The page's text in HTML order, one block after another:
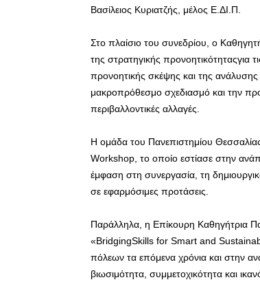
Βασίλειος Κυριατζής, μέλος Ε.ΔΙ.Π.
Στο πλαίσιο του συνεδρίου, ο
της στρατηγικής προνοητικότηταςγια
προνοητικής σκέψης και της
μακροπρόθεσμο σχεδιασμό και την
περιβαλλοντικές αλλαγές.
Η ομάδα του Πανεπιστημίου
Workshop, το οποίο εστίασε στην
έμφαση στη συνεργασία, τη
σε εφαρμόσιμες προτάσεις.
Παράλληλα, η Επίκουρη Καθηγήτρια
«BridgingSkills for Smart and
πόλεων τα επόμενα χρόνια και στην
βιωσιμότητα, συμμετοχικότητα και